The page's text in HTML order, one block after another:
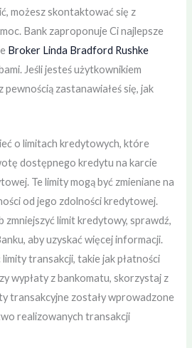
możesz skontaktować się z
Bank zaproponuje Ci najlepsze
Broker Linda Bradford Rushke
Jeśli jesteś użytkownikiem
zastanawiałeś się, jak
o limitach kredytowych, które
dostępnego kredytu na karcie
Te limity mogą być zmieniane na
od jego zdolności kredytowej.
zmniejszyć limit kredytowy, sprawdź,
aby uzyskać więcej informacji.
transakcji, takie jak płatności
wypłaty z bankomatu, skorzystaj z
transakcyjne zostały wprowadzone
realizowanych transakcji